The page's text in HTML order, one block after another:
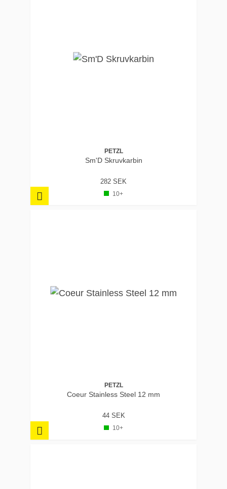
PETZL
Sm'D Skruvkarbin
282 SEK
10+
PETZL
Coeur Stainless Steel 12 mm
44 SEK
10+